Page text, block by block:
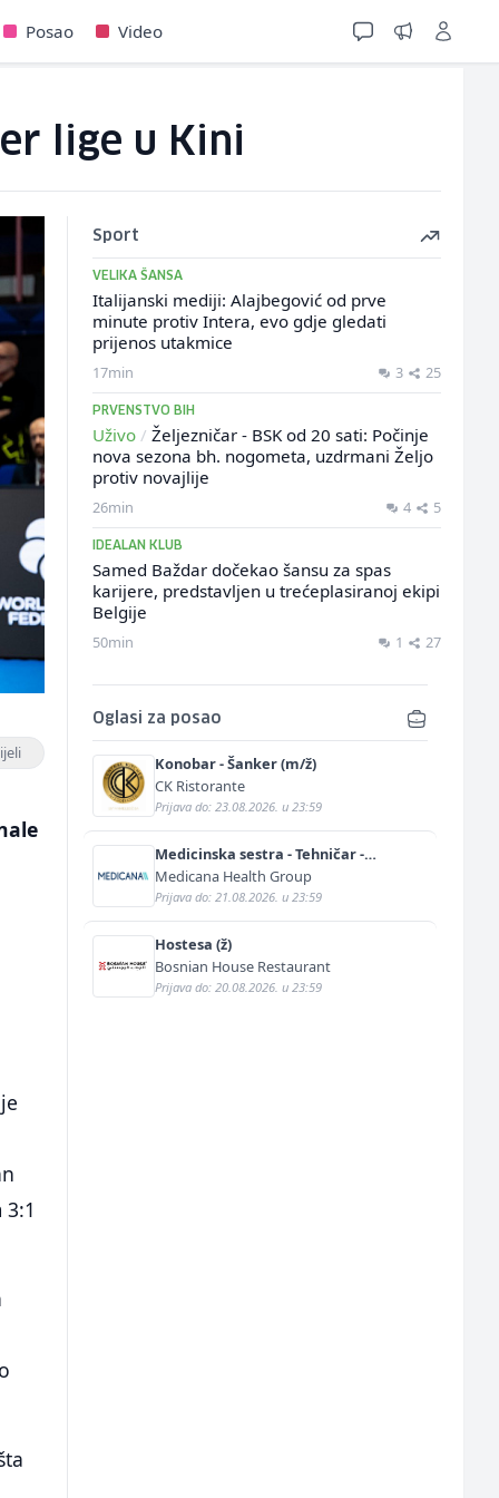
Posao Video
lige u Kini
Sport
VELIKA ŠANSA
Italijanski mediji: Alajbegović od prve
minute protiv Intera, evo gdje gledati
prijenos utakmice
17min 3 25
PRVENSTVO BIH
Uživo / Željezničar - BSK od 20 sati: Počinje
nova sezona bh. nogometa, uzdrmani Željo
protiv novajlije
26min 4 5
IDEALAN KLUB
Samed Baždar dočekao šansu za spas
karijere, predstavljen u trećeplasiranoj ekipi
Belgije
50min 1 27
Oglasi za posao
Konobar - Šanker (m/ž)
CK Ristorante
Prijava do: 23.08.2026. u 23:59
Medicinska sestra - Tehničar -
Anestetičar (m/ž)
Medicana Health Group
Prijava do: 21.08.2026. u 23:59
Hostesa (ž)
Bosnian House Restaurant
Prijava do: 20.08.2026. u 23:59